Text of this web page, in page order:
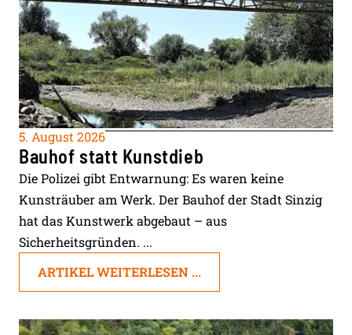
5. August 2026
Bauhof statt Kunstdieb
Die Polizei gibt Entwarnung: Es waren keine
Kunsträuber am Werk. Der Bauhof der Stadt Sinzig
hat das Kunstwerk abgebaut – aus
Sicherheitsgründen. ...
ARTIKEL WEITERLESEN ...